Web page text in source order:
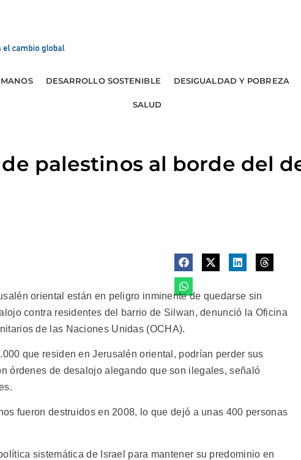
DESARROLLO SOSTENIBLE DESIGUALDAD Y POBREZA
SALUD
de palestinos al borde del
oriental están en peligro inminente de quedarse sin
contra residentes del barrio de Silwan, denunció la Oficina
de las Naciones Unidas (OCHA).
que residen en Jerusalén oriental, podrían perder sus
órdenes de desalojo alegando que son ilegales, señaló
fueron destruidos en 2008, lo que dejó a unas 400 personas
sistemática de Israel para mantener su predominio en